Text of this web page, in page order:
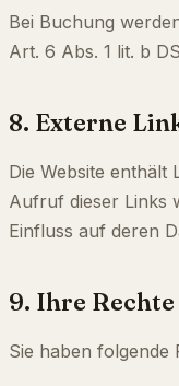
Bei Buchung
Art. 6 Abs. 1 lit. b
8. Externe
Die Website enthält
Aufruf dieser Links
Einfluss auf deren
9. Ihre Rechte
Sie haben folgende